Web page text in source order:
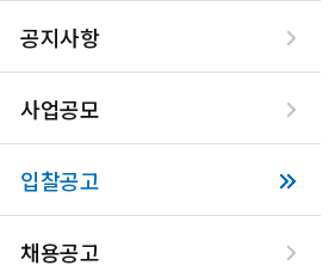
공지사항
사업공모
입찰공고
채용공고